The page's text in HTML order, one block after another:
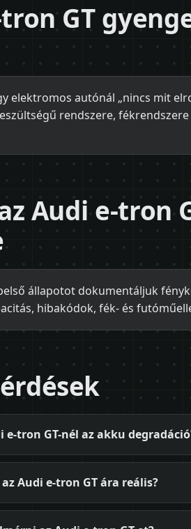
GT
elektromos autónál „nincs mit
rendszere,
Audi e-tron
állapotot dokumentáljuk
hibakódok, fék- és
tron GT-nél az akku
Audi e-tron GT ára reális?